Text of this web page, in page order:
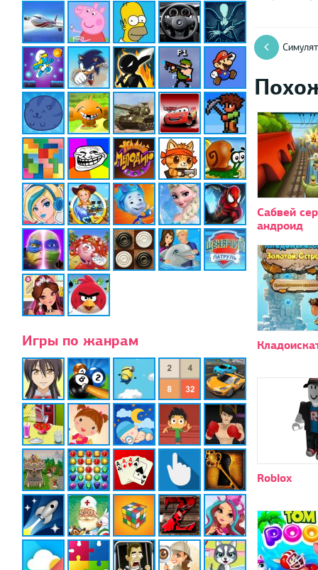
Игры по жанрам
Сабвей
андроид
Roblox